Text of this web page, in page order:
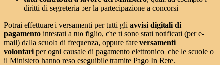
diritti di segreteria per la partecipazione a concorsi
Potrai effettuare i versamenti per tutti gli avvisi digitali di
pagamento intestati a tuo figlio, che ti sono stati notificati (per e-
mail) dalla scuola di frequenza, oppure fare versamenti
volontari per ogni causale di pagamento elettronico, che le scuole o
il Ministero hanno reso eseguibile tramite Pago In Rete.